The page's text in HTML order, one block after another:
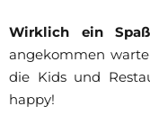
Wirklich ein
angekommen
die Kids und
happy!